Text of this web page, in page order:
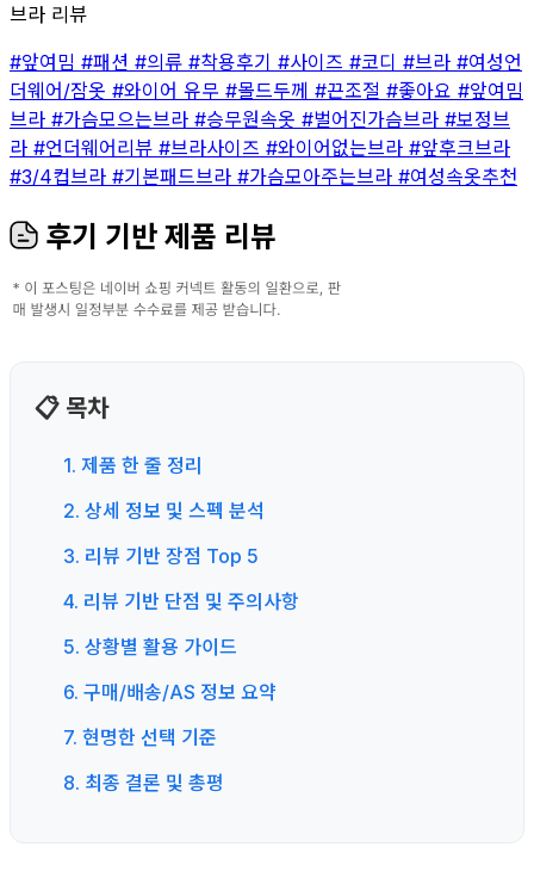
브라 리뷰
#앞여밈 #패션 #의류 #착용후기 #사이즈 #코디 #브라 #여성언
더웨어/잠옷 #와이어 유무 #몰드두께 #끈조절 #좋아요 #앞여밈
브라 #가슴모으는브라 #승무원속옷 #벌어진가슴브라 #보정브
라 #언더웨어리뷰 #브라사이즈 #와이어없는브라 #앞후크브라
#3/4컵브라 #기본패드브라 #가슴모아주는브라 #여성속옷추천
후기 기반 제품 리뷰
📋 목차
1. 제품 한 줄 정리
2. 상세 정보 및 스펙 분석
3. 리뷰 기반 장점 Top 5
4. 리뷰 기반 단점 및 주의사항
5. 상황별 활용 가이드
6. 구매/배송/AS 정보 요약
7. 현명한 선택 기준
8. 최종 결론 및 총평